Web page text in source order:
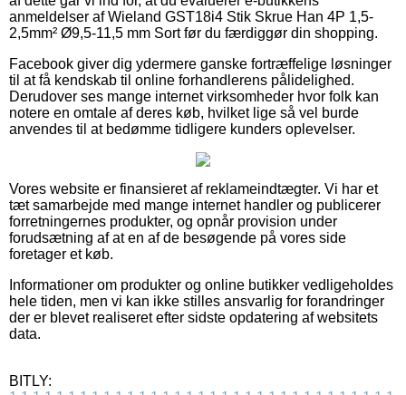
anmeldelser af Wieland GST18i4 Stik Skrue Han 4P 1,5-
2,5mm² Ø9,5-11,5 mm Sort før du færdiggør din shopping.
Facebook giver dig ydermere ganske fortræffelige løsninger
til at få kendskab til online forhandlerens pålidelighed.
Derudover ses mange internet virksomheder hvor folk kan
notere en omtale af deres køb, hvilket lige så vel burde
anvendes til at bedømme tidligere kunders oplevelser.
Vores website er finansieret af reklameindtægter. Vi har et
tæt samarbejde med mange internet handler og publicerer
forretningernes produkter, og opnår provision under
forudsætning af at en af de besøgende på vores side
foretager et køb.
Informationer om produkter og online butikker vedligeholdes
hele tiden, men vi kan ikke stilles ansvarlig for forandringer
der er blevet realiseret efter sidste opdatering af websitets
data.
BITLY: